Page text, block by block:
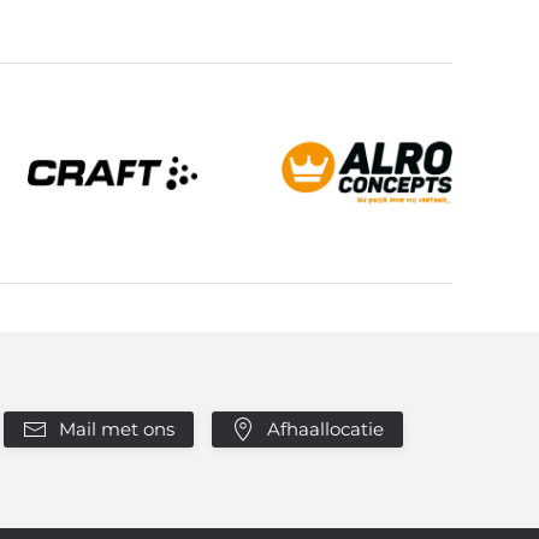
Mail met ons Afhaallocatie